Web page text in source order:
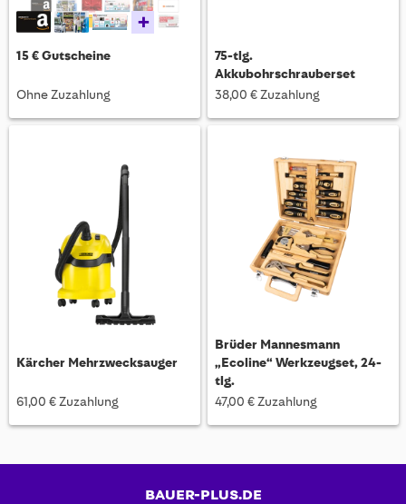
+
15 € Gutscheine
Ohne Zuzahlung
75-tlg.
Akkubohrschrauberset
38,00 € Zuzahlung
Kärcher Mehrzwecksauger
61,00 € Zuzahlung
Brüder Mannesmann
„Ecoline“ Werkzeugset, 24-
tlg.
47,00 € Zuzahlung
BAUER-PLUS.DE